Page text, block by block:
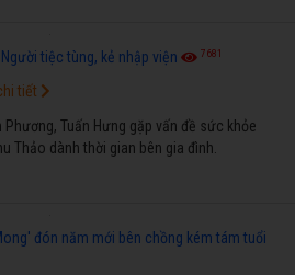
tiệc tùng, kẻ nhập viện 7681
Phương, Tuấn Hưng gặp vấn đề sức khỏe
Thảo dành thời gian bên gia đình.
tiết
đón năm mới bên chồng kém tám tuổi